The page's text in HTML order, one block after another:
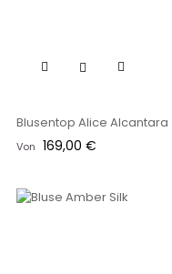
Blusentop Alice Alcantara
Von Preis
169,00 €